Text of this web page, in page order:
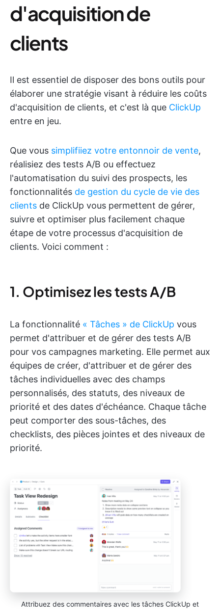
d'acquisition de
clients
Il est essentiel de disposer des bons outils pour
élaborer une stratégie visant à réduire les coûts
d'acquisition de clients, et c'est là que ClickUp
entre en jeu.
Que vous simplifiiez votre entonnoir de vente,
réalisiez des tests A/B ou effectuez
l'automatisation du suivi des prospects, les
fonctionnalités de gestion du cycle de vie des
clients de ClickUp vous permettent de gérer,
suivre et optimiser plus facilement chaque
étape de votre processus d'acquisition de
clients. Voici comment :
1. Optimisez les tests A/B
La fonctionnalité « Tâches » de ClickUp vous
permet d'attribuer et de gérer des tests A/B
pour vos campagnes marketing. Elle permet aux
équipes de créer, d'attribuer et de gérer des
tâches individuelles avec des champs
personnalisés, des statuts, des niveaux de
priorité et des dates d'échéance. Chaque tâche
peut comporter des sous-tâches, des
checklists, des pièces jointes et des niveaux de
priorité.
Attribuez des commentaires avec les tâches ClickUp et